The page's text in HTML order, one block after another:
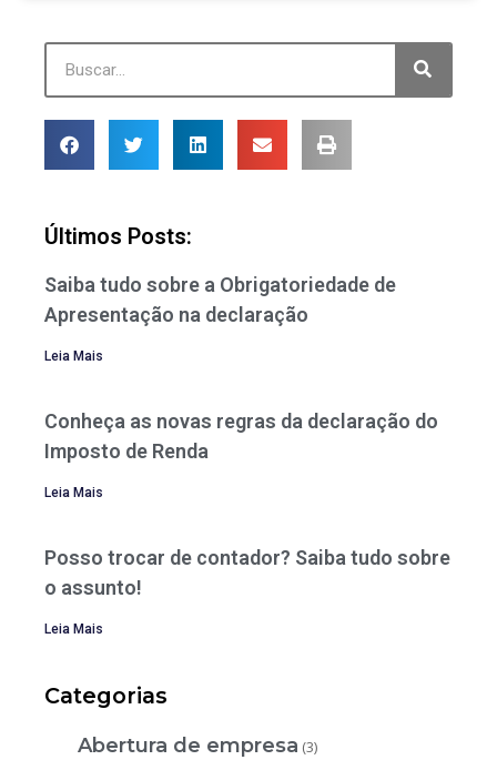
Últimos Posts:
Saiba tudo sobre a Obrigatoriedade de
Apresentação na declaração
Leia Mais
Conheça as novas regras da declaração do
Imposto de Renda
Leia Mais
Posso trocar de contador? Saiba tudo sobre
o assunto!
Leia Mais
Categorias
Abertura de empresa (3)